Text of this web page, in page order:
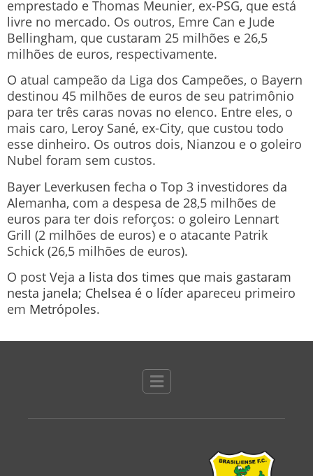
emprestado e Thomas Meunier, ex-PSG, que está
livre no mercado. Os outros, Emre Can e Jude
Bellingham, que custaram 25 milhões e 26,5
milhões de euros, respectivamente.
O atual campeão da Liga dos Campeões, o Bayern
destinou 45 milhões de euros de seu patrimônio
para ter três caras novas no elenco. Entre eles, o
mais caro, Leroy Sané, ex-City, que custou todo
esse dinheiro. Os outros dois, Nianzou e o goleiro
Nubel foram sem custos.
Bayer Leverkusen fecha o Top 3 investidores da
Alemanha, com a despesa de 28,5 milhões de
euros para ter dois reforços: o goleiro Lennart
Grill (2 milhões de euros) e o atacante Patrik
Schick (26,5 milhões de euros).
O post Veja a lista dos times que mais gastaram
nesta janela; Chelsea é o líder apareceu primeiro
em Metrópoles.